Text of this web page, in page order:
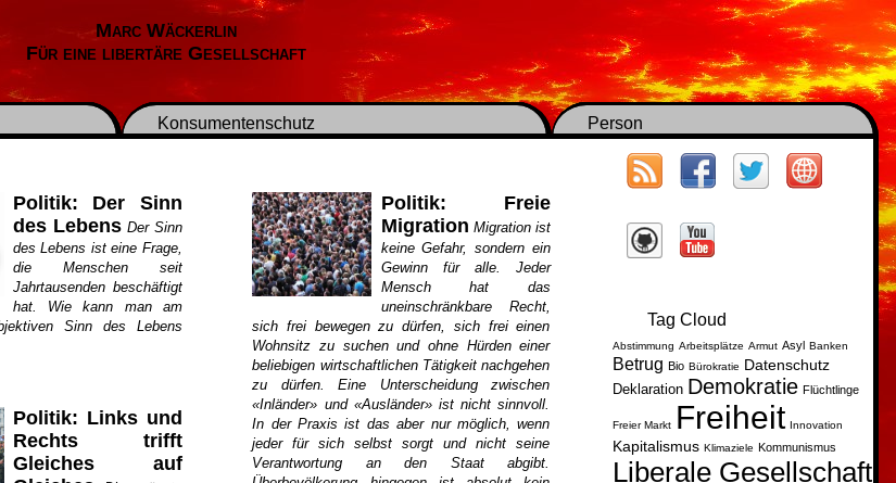
Marc Wäckerlin
Für eine libertäre Gesellschaft
Konsumentenschutz Person
Tag Cloud
Abstimmung Arbeitsplätze Armut Asyl Banken
Betrug Bio Bürokratie Datenschutz
Deklaration Demokratie Flüchtlinge
Freier Markt Freiheit Innovation
Kapitalismus Klimaziele Kommunismus
Liberale Gesellschaft
Politik: Der Sinn
des Lebens Der Sinn
des Lebens ist eine Frage,
die Menschen seit
Jahrtausenden beschäftigt
hat. Wie kann man am
Sinn des Lebens
Politik: Links und
Rechts trifft
Gleiches auf
Politik: Freie
Migration Migration ist
keine Gefahr, sondern ein
Gewinn für alle. Jeder
Mensch hat das
uneinschränkbare Recht,
sich frei bewegen zu dürfen, sich frei einen
Wohnsitz zu suchen und ohne Hürden einer
beliebigen wirtschaftlichen Tätigkeit nachgehen
zu dürfen. Eine Unterscheidung zwischen
«Inländer» und «Ausländer» ist nicht sinnvoll.
In der Praxis ist das aber nur möglich, wenn
jeder für sich selbst sorgt und nicht seine
Verantwortung an den Staat abgibt.